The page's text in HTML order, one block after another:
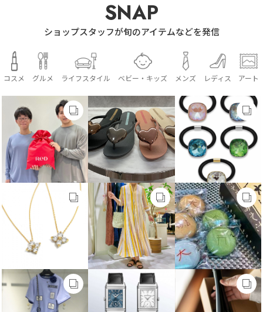
SNAP
ショップスタッフが旬のアイテムなどを発信
コスメ グルメ ライフスタイル ベビー・キッズ メンズ レディス アート